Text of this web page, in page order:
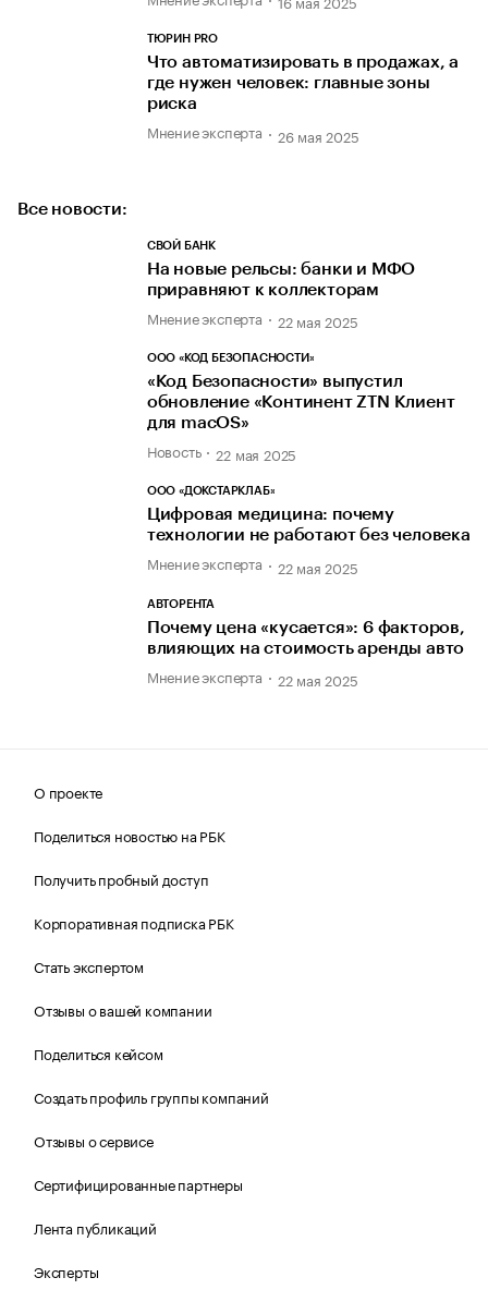
ТЮРИН PRO
Что автоматизировать в продажах, а
где нужен человек: главные зоны
риска
Мнение эксперта 26 мая 2025
Все новости:
СВОЙ БАНК
На новые рельсы: банки и МФО
приравняют к коллекторам
Мнение эксперта 22 мая 2025
ООО «КОД БЕЗОПАСНОСТИ»
«Код Безопасности» выпустил
обновление «Континент ZTN Клиент
для macOS»
Новость 22 мая 2025
ООО «ДОКСТАРКЛАБ»
Цифровая медицина: почему
технологии не работают без человека
Мнение эксперта 22 мая 2025
АВТОРЕНТА
Почему цена «кусается»: 6 факторов,
влияющих на стоимость аренды авто
Мнение эксперта 22 мая 2025
О проекте
Поделиться новостью на РБК
Получить пробный доступ
Корпоративная подписка РБК
Стать экспертом
Отзывы о вашей компании
Поделиться кейсом
Создать профиль группы компаний
Отзывы о сервисе
Сертифицированные партнеры
Лента публикаций
Эксперты